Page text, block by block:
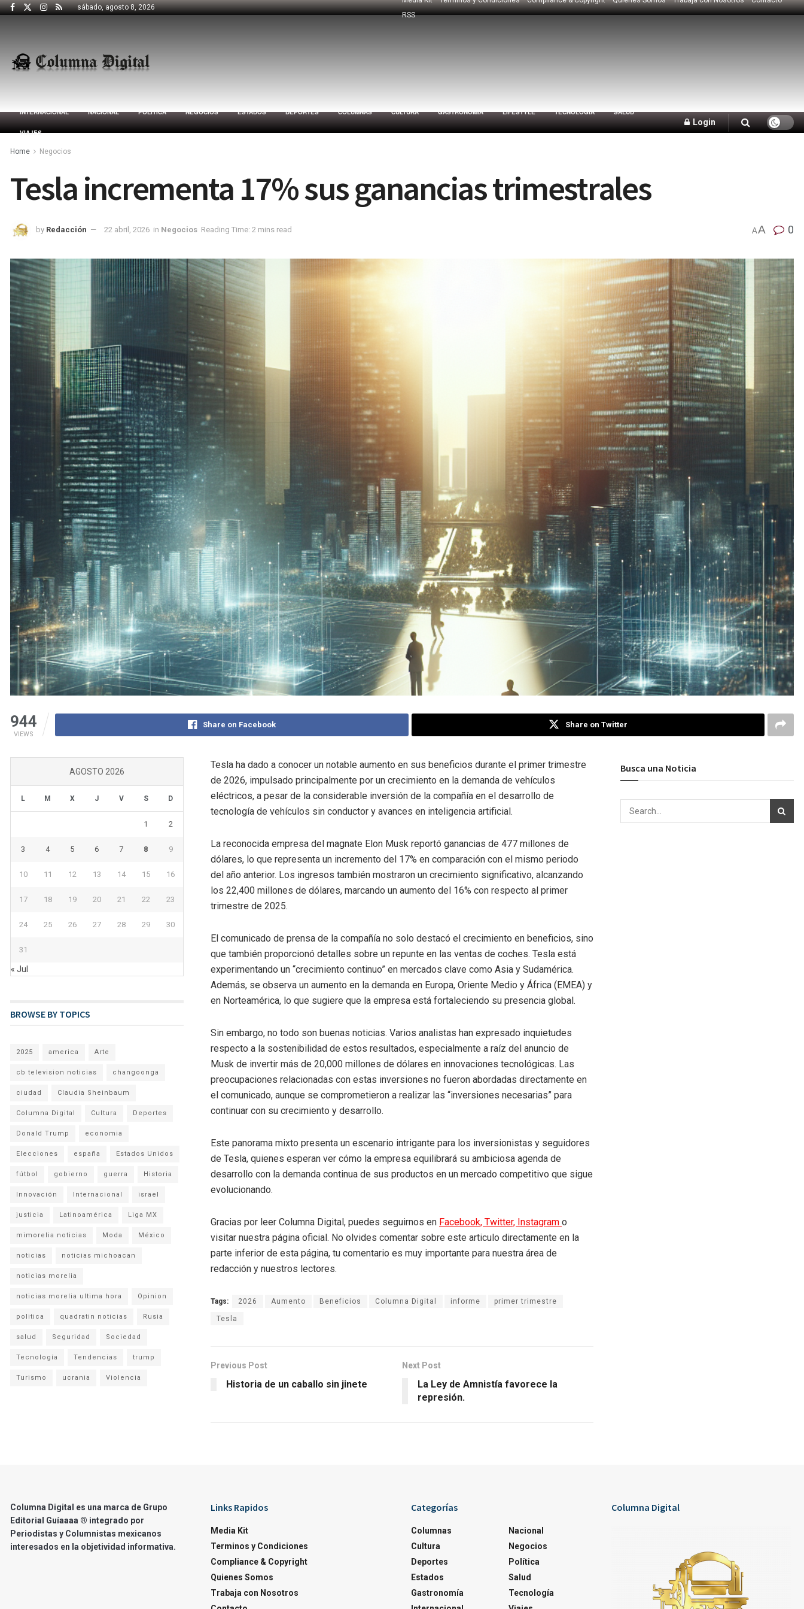
sábado, agosto 8, 2026
RSS
INTERNACIONAL NACIONAL POLÍTICA NEGOCIOS ESTADOS DEPORTES COLUMNAS CULTURA GASTRONOMÍA LIFESTYLE TECNOLOGÍA SALUD
VIAJES
Login
Home Negocios
Tesla incrementa 17% sus ganancias trimestrales
by Redacción 22 abril, 2026 in Negocios Reading Time: 2 mins read AA 0
944
VIEWS
Share on Facebook Share on Twitter
Tesla ha dado a conocer un notable aumento en sus beneficios durante el primer trimestre
de 2026, impulsado principalmente por un crecimiento en la demanda de vehículos
eléctricos, a pesar de la considerable inversión de la compañía en el desarrollo de
tecnología de vehículos sin conductor y avances en inteligencia artificial.
La reconocida empresa del magnate Elon Musk reportó ganancias de 477 millones de
dólares, lo que representa un incremento del 17% en comparación con el mismo periodo
del año anterior. Los ingresos también mostraron un crecimiento significativo, alcanzando
los 22,400 millones de dólares, marcando un aumento del 16% con respecto al primer
trimestre de 2025.
El comunicado de prensa de la compañía no solo destacó el crecimiento en beneficios, sino
que también proporcionó detalles sobre un repunte en las ventas de coches. Tesla está
experimentando un “crecimiento continuo” en mercados clave como Asia y Sudamérica.
Además, se observa un aumento en la demanda en Europa, Oriente Medio y África (EMEA) y
en Norteamérica, lo que sugiere que la empresa está fortaleciendo su presencia global.
Sin embargo, no todo son buenas noticias. Varios analistas han expresado inquietudes
respecto a la sostenibilidad de estos resultados, especialmente a raíz del anuncio de
Musk de invertir más de 20,000 millones de dólares en innovaciones tecnológicas. Las
preocupaciones relacionadas con estas inversiones no fueron abordadas directamente en
el comunicado, aunque se comprometieron a realizar las “inversiones necesarias” para
continuar con su crecimiento y desarrollo.
Este panorama mixto presenta un escenario intrigante para los inversionistas y seguidores
de Tesla, quienes esperan ver cómo la empresa equilibrará su ambiciosa agenda de
desarrollo con la demanda continua de sus productos en un mercado competitivo que sigue
evolucionando.
Gracias por leer Columna Digital, puedes seguirnos en Facebook, Twitter, Instagram o
visitar nuestra página oficial. No olvides comentar sobre este articulo directamente en la
parte inferior de esta página, tu comentario es muy importante para nuestra área de
redacción y nuestros lectores.
Tags: 2026 Aumento Beneficios Columna Digital informe primer trimestre
Tesla
Previous Post
Historia de un caballo sin jinete
Next Post
La Ley de Amnistía favorece la
represión.
AGOSTO 2026
L M X J V S D
1 2
3 4 5 6 7 8 9
10 11 12 13 14 15 16
17 18 19 20 21 22 23
24 25 26 27 28 29 30
31
« Jul
BROWSE BY TOPICS
2025 america Arte
cb television noticias changoonga
ciudad Claudia Sheinbaum
Columna Digital Cultura Deportes
Donald Trump economia
Elecciones españa Estados Unidos
fútbol gobierno guerra Historia
Innovación Internacional israel
justicia Latinoamérica Liga MX
mimorelia noticias Moda México
noticias noticias michoacan
noticias morelia
noticias morelia ultima hora Opinion
politica quadratin noticias Rusia
salud Seguridad Sociedad
Tecnología Tendencias trump
Turismo ucrania Violencia
Busca una Noticia
Columna Digital es una marca de Grupo
Editorial Guíaaaa ® integrado por
Periodistas y Columnistas mexicanos
interesados en la objetividad informativa.
Links Rapidos
Media Kit
Terminos y Condiciones
Compliance & Copyright
Quienes Somos
Trabaja con Nosotros
Categorías
Columnas
Cultura
Deportes
Estados
Gastronomía
Nacional
Negocios
Política
Salud
Tecnología
Columna Digital